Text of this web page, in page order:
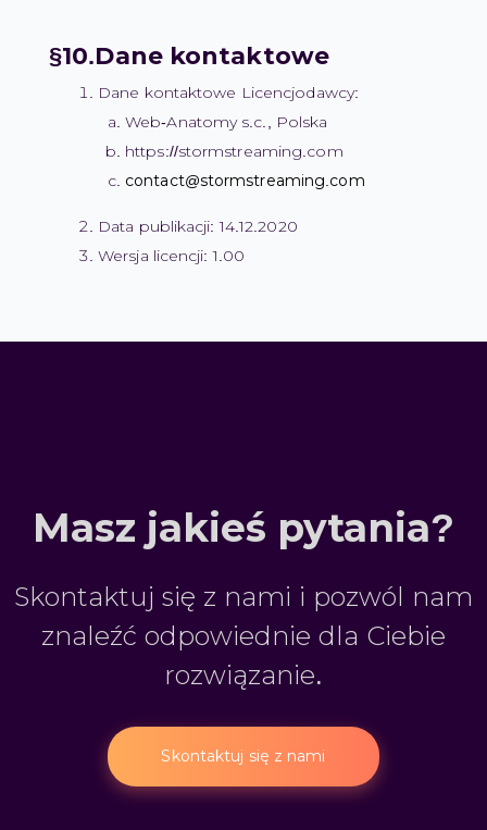
Dane kontaktowe
Dane kontaktowe Licencjodawcy:
Web-Anatomy s.c., Polska
https://stormstreaming.com
moc.gnimaertsmrots@tcatnoc
Data publikacji: 14.12.2020
Wersja licencji: 1.00
Masz jakieś pytania?
Skontaktuj się z nami i pozwól nam
znaleźć odpowiednie dla Ciebie
rozwiązanie.
Skontaktuj się z nami